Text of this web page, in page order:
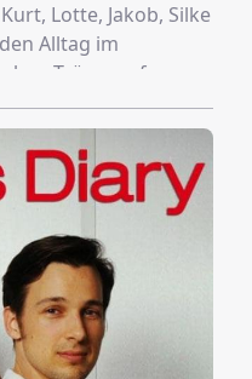
Alltag im
Trümmerfrauen
Jugendbanden und
als die
versuchen
Doch die
und die
den Augen. Erst
Freunde von einst
müssen sich die
einst, "Nichts kann
immer